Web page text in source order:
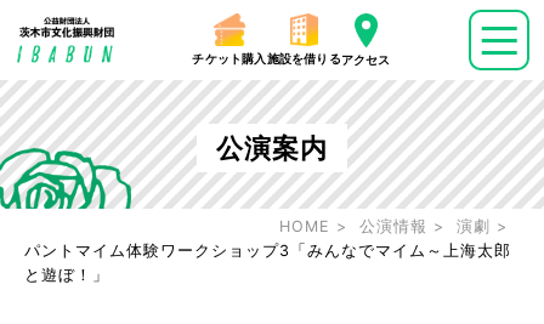
チケット購入 施設を借りるアクセス
公演案内
HOME 公演情報
演劇
パントマイム体験ワークショップ3「みんなでマイム～上海太郎
と遊ぼ！」